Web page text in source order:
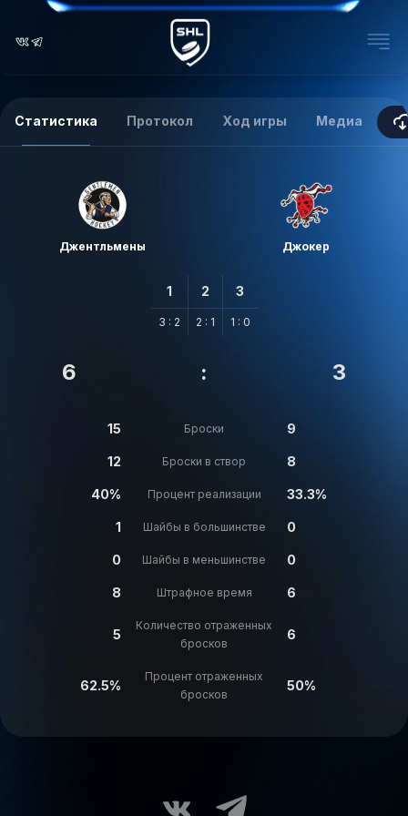
Статистика Протокол Ход игры Медиа
Джентльмены Джокер
1
3 : 2
2
2 : 1
3
1 : 0
6 : 3
15 Броски 9
12 Броски в створ 8
40% Процент реализации 33.3%
1 Шайбы в большинстве 0
0 Шайбы в меньшинстве 0
8 Штрафное время 6
5
Количество отраженных
бросков
6
62.5%
Процент отраженных
бросков
50%